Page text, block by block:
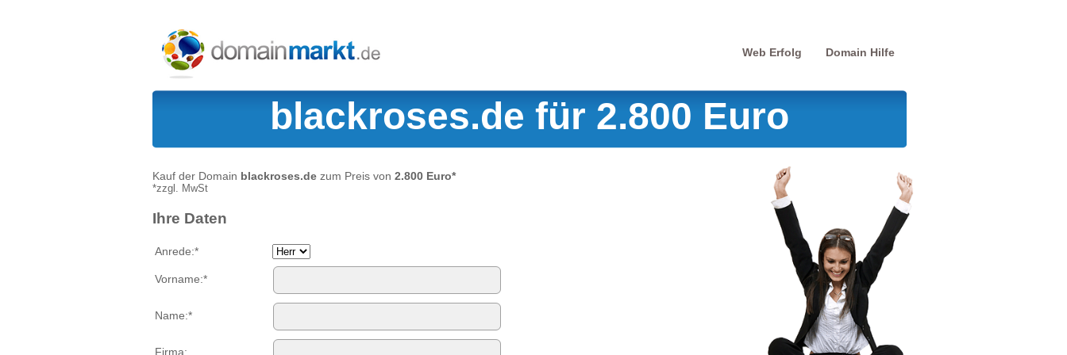
Web Erfolg Domain Hilfe
blackroses.de für 2.800 Euro
Kauf der Domain blackroses.de zum Preis von 2.800 Euro*
*zzgl. MwSt
Ihre Daten
Anrede:*
Vorname:*
Name:*
Firma: